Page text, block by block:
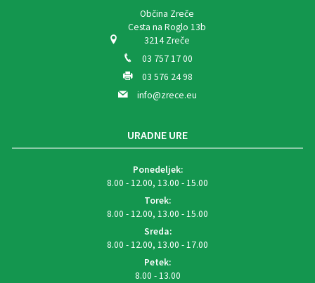
Občina Zreče
Cesta na Roglo 13b
3214 Zreče
03 757 17 00
03 576 24 98
info@zrece.eu
URADNE URE
Ponedeljek:
8.00 - 12.00, 13.00 - 15.00
Torek:
8.00 - 12.00, 13.00 - 15.00
Sreda:
8.00 - 12.00, 13.00 - 17.00
Petek:
8.00 - 13.00